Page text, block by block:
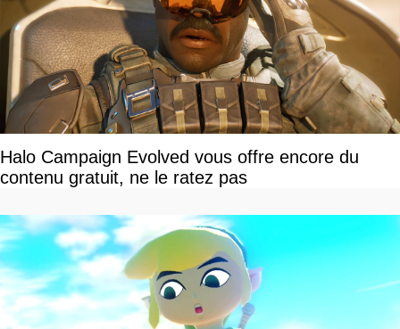
Halo Campaign Evolved vous offre encore du
contenu gratuit, ne le ratez pas